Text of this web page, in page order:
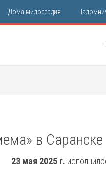
Дома милосердия
в Саранске
23 мая 2025 г.